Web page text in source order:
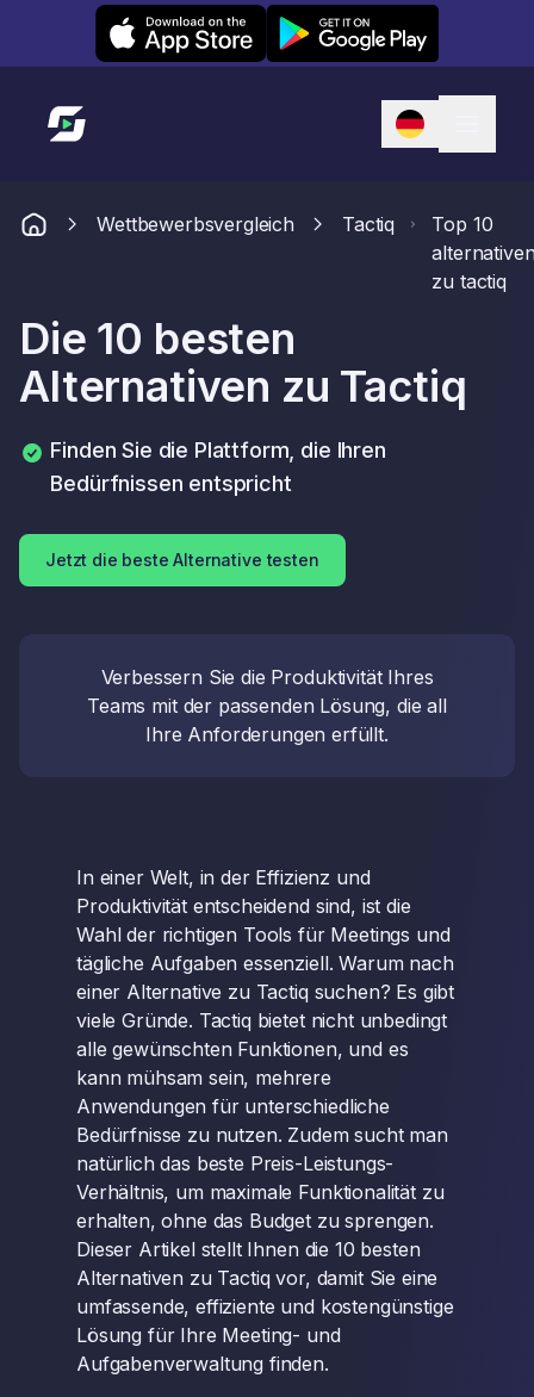
Leexi on iOS Leexi on Android
Link zur Startseite
Wettbewerbsvergleich Tactiq
Top 10
zu tactiq
Die 10 besten
Alternativen zu Tactiq
Finden Sie die Plattform, die Ihren
Bedürfnissen entspricht
Jetzt die beste Alternative testen
Verbessern Sie die Produktivität Ihres
Teams mit der passenden Lösung, die all
Ihre Anforderungen erfüllt.
In einer Welt, in der Effizienz und
Produktivität entscheidend sind, ist die
Wahl der richtigen Tools für Meetings und
tägliche Aufgaben essenziell. Warum nach
einer Alternative zu Tactiq suchen? Es gibt
viele Gründe. Tactiq bietet nicht unbedingt
alle gewünschten Funktionen, und es
kann mühsam sein, mehrere
Anwendungen für unterschiedliche
Bedürfnisse zu nutzen. Zudem sucht man
natürlich das beste Preis-Leistungs-
Verhältnis, um maximale Funktionalität zu
erhalten, ohne das Budget zu sprengen.
Dieser Artikel stellt Ihnen die 10 besten
Alternativen zu Tactiq vor, damit Sie eine
umfassende, effiziente und kostengünstige
Lösung für Ihre Meeting- und
Aufgabenverwaltung finden.